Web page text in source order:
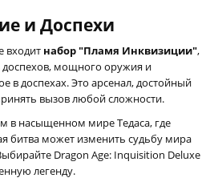
и Доспехи
входит набор "Пламя Инквизиции",
мощного оружия и
в доспехах. Это арсенал, достойный
вызов любой сложности.
в насыщенном мире Тедаса, где
битва может изменить судьбу мира
Dragon Age: Inquisition Deluxe
легенду.